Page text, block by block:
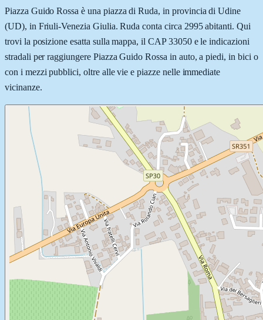
Piazza Guido Rossa è una piazza di Ruda, in provincia di Udine
(UD), in Friuli-Venezia Giulia. Ruda conta circa 2995 abitanti. Qui
trovi la posizione esatta sulla mappa, il CAP 33050 e le indicazioni
stradali per raggiungere Piazza Guido Rossa in auto, a piedi, in bici o
con i mezzi pubblici, oltre alle vie e piazze nelle immediate
vicinanze.